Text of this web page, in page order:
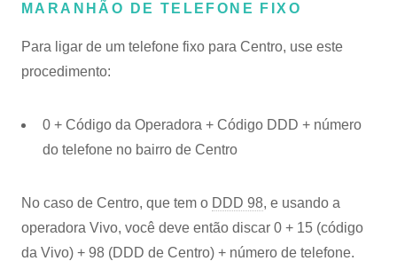
MARANHÃO DE TELEFONE FIXO
Para ligar de um telefone fixo para Centro, use este
procedimento:
0 + Código da Operadora + Código DDD + número
do telefone no bairro de Centro
No caso de Centro, que tem o DDD 98, e usando a
operadora Vivo, você deve então discar 0 + 15 (código
da Vivo) + 98 (DDD de Centro) + número de telefone.